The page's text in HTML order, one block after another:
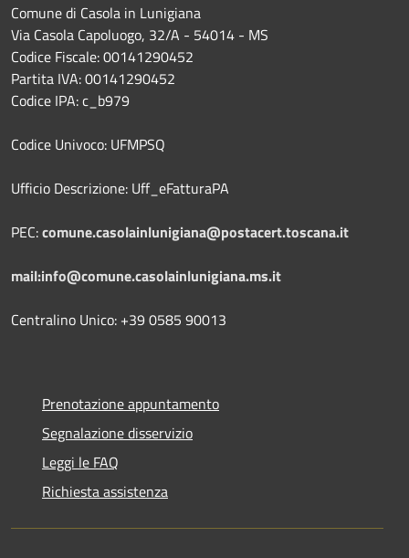
Comune di Casola in Lunigiana
Via Casola Capoluogo, 32/A - 54014 - MS
Codice Fiscale: 00141290452
Partita IVA: 00141290452
Codice IPA: c_b979
Codice Univoco: UFMPSQ
Ufficio Descrizione: Uff_eFatturaPA
PEC:comune.casolainlunigiana@postacert.toscana.it
mail:info@comune.casolainlunigiana.ms.it
Centralino Unico: +39 0585 90013
Prenotazione appuntamento
Segnalazione disservizio
Leggi le FAQ
Richiesta assistenza